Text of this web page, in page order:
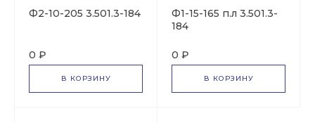
Ф2-10-205 3.501.3-184
0 ₽
В КОРЗИНУ
Ф1-15-165 п.л 3.501.3-
184
0 ₽
В КОРЗИНУ